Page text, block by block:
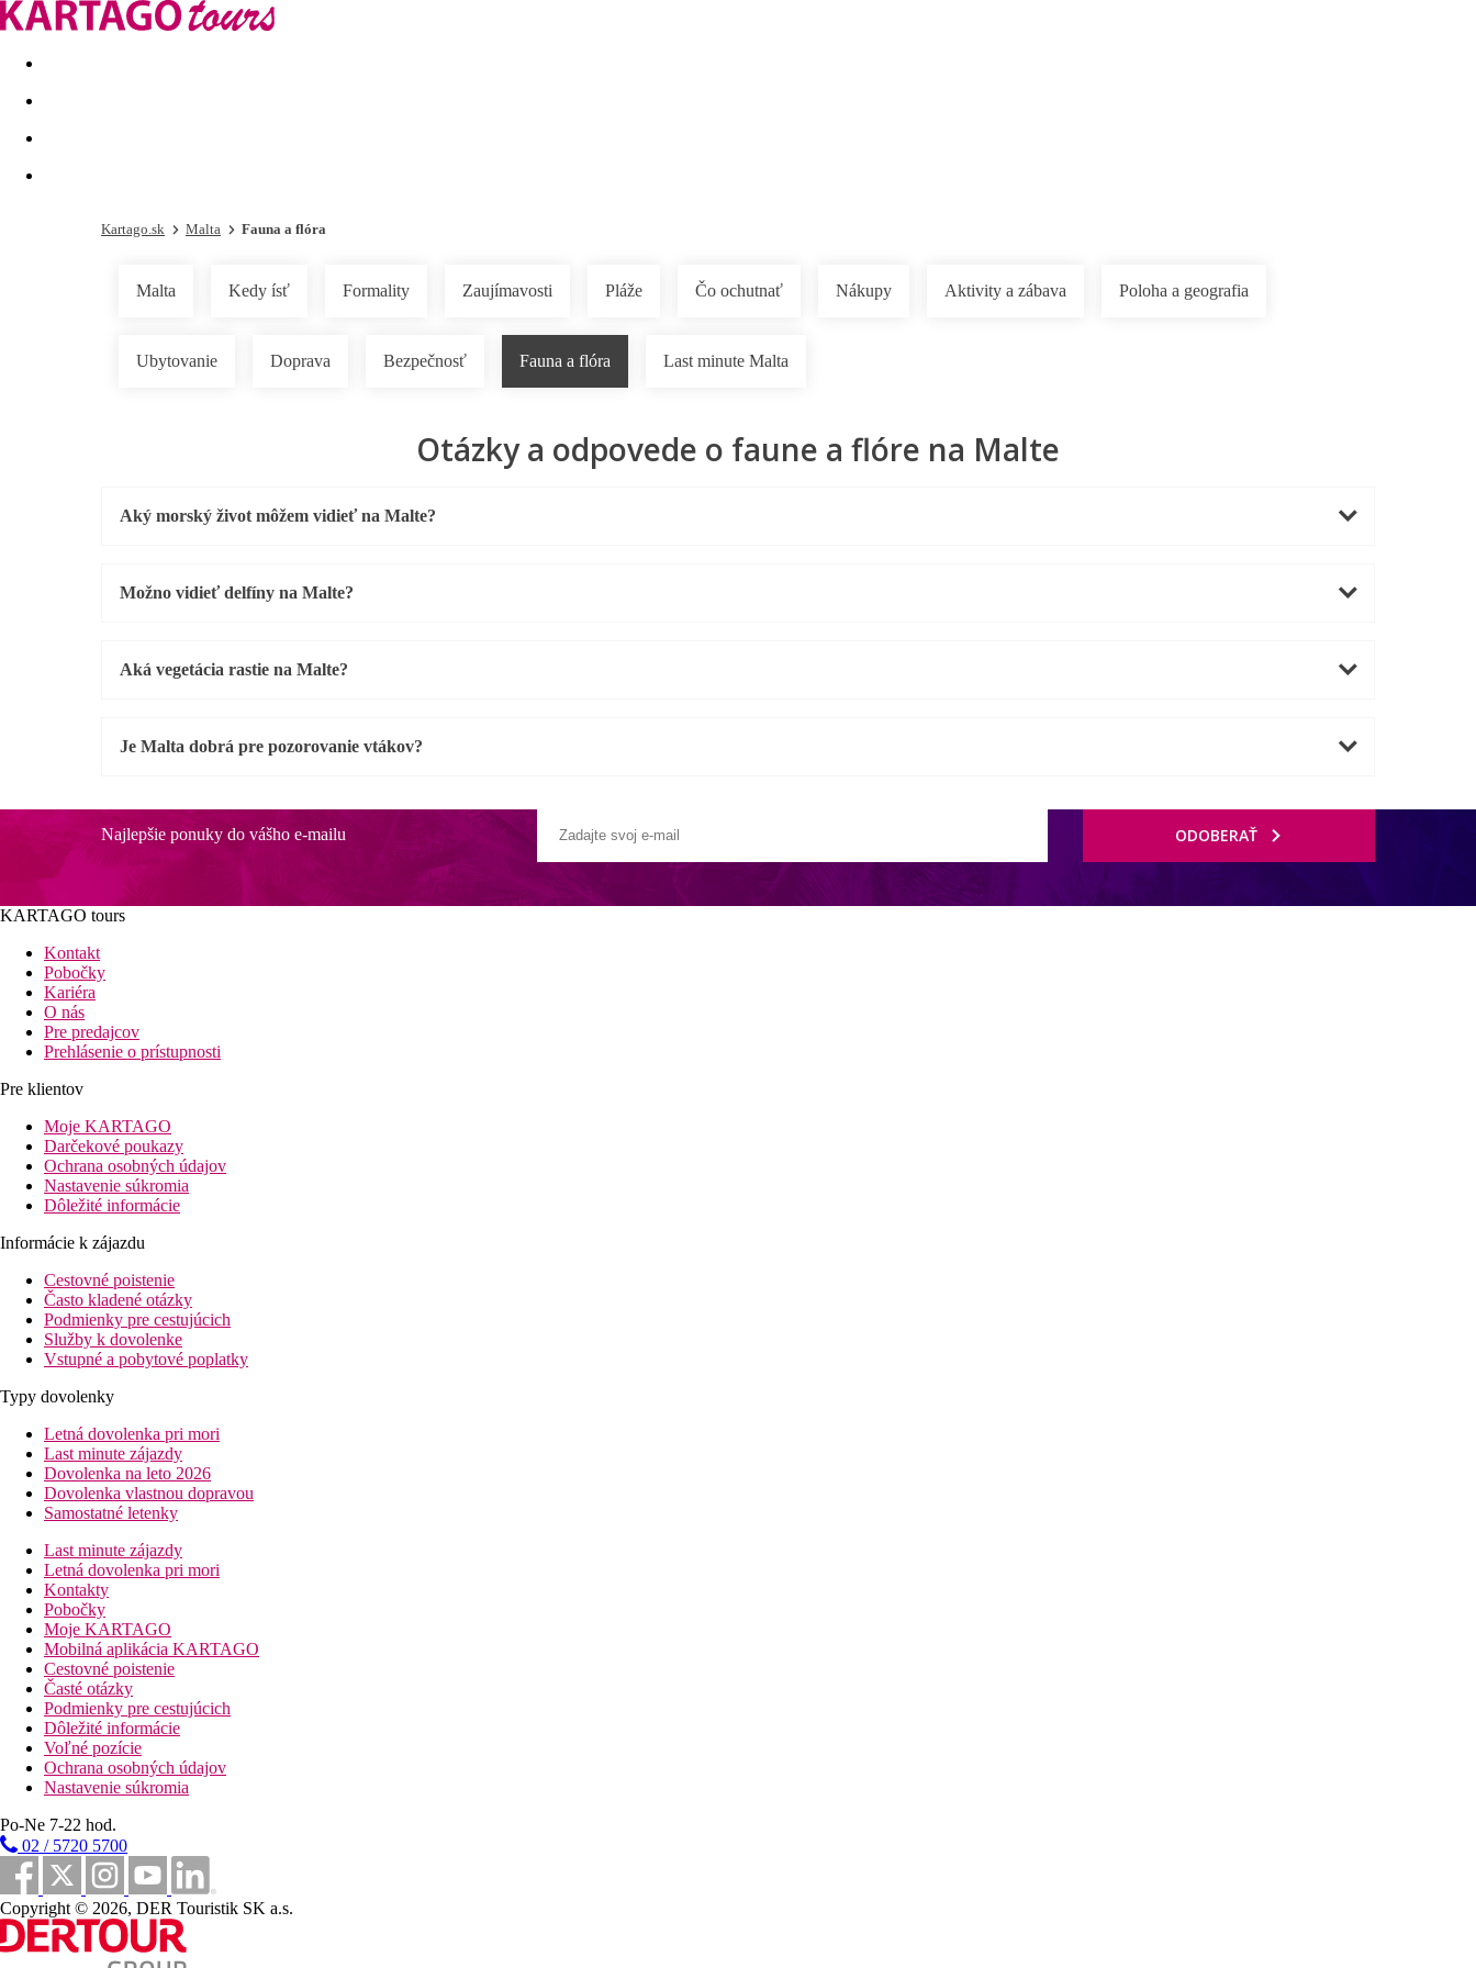
Last minute Dovolenkové kluby
Kartago.sk Malta Fauna a flóra
Malta Kedy ísť Formality Zaujímavosti Pláže Čo ochutnať Nákupy Aktivity a zábava Poloha a geografia
Ubytovanie Doprava Bezpečnosť Fauna a flóra Last minute Malta
Otázky a odpovede o faune a flóre na Malte
Aký morský život môžem vidieť na Malte?
Možno vidieť delfíny na Malte?
Aká vegetácia rastie na Malte?
Je Malta dobrá pre pozorovanie vtákov?
Najlepšie ponuky do vášho e-mailu ODOBERAŤ
KARTAGO tours
Kontakt
Pobočky
Kariéra
O nás
Pre predajcov
Prehlásenie o prístupnosti
Pre klientov
Moje KARTAGO
Darčekové poukazy
Ochrana osobných údajov
Nastavenie súkromia
Dôležité informácie
Informácie k zájazdu
Cestovné poistenie
Často kladené otázky
Podmienky pre cestujúcich
Služby k dovolenke
Vstupné a pobytové poplatky
Typy dovolenky
Letná dovolenka pri mori
Last minute zájazdy
Dovolenka na leto 2026
Dovolenka vlastnou dopravou
Samostatné letenky
Last minute zájazdy
Letná dovolenka pri mori
Kontakty
Pobočky
Moje KARTAGO
Mobilná aplikácia KARTAGO
Cestovné poistenie
Časté otázky
Podmienky pre cestujúcich
Dôležité informácie
Voľné pozície
Ochrana osobných údajov
Nastavenie súkromia
Po-Ne 7-22 hod.
02 / 5720 5700
Copyright © 2026, DER Touristik SK a.s.